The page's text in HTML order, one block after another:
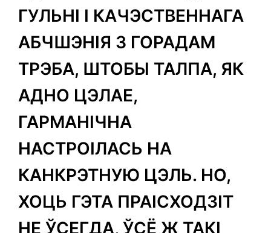
ГУЛЬНІ І КАЧЭСТВЕННАГА
АБЧШЭНІЯ З ГОРАДАМ
ТРЭБА, ШТОБЫ ТАЛПА, ЯК
АДНО ЦЭЛАЕ,
ГАРМАНІЧНА
НАСТРОІЛАСЬ НА
КАНКРЭТНУЮ ЦЭЛЬ. НО,
ХОЦЬ ГЭТА ПРАІСХОДЗІТ
НЕ ЎСЕГДА, ЎСЁ Ж ТАКІ